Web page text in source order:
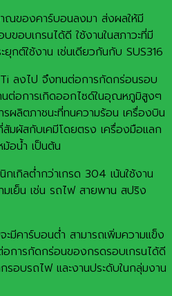
ของคาร์บอนลงมา ส่งผลให้มี
อบเกรนได้ดี ใช้งานในสภาวะที่มี
กต์ใช้งาน เช่นเดียวกันกับ SUS316
ลงไป จึงทนต่อการกัดกร่อนรอบ
ต่อการเกิดออกไซด์ในอุณหภูมิสูงๆ
ผลิตภาชนะที่ทนความร้อน เครื่องบิน
มผัสกับเคมีโดยตรง เครื่องมือแลก
อน้ำ เป็นต้น
กเกิลต่ำกว่าเกรด 304 เน้นใช้งาน
มเย็น เช่น รถไฟ สายพาน สปริง
มีคาร์บอนต่ำ สามารถเพิ่มความแข็ง
การกัดกร่อนของกรดรอบเกรนได้ดี
รอบรถไฟ และงานประดับในกลุ่มงาน